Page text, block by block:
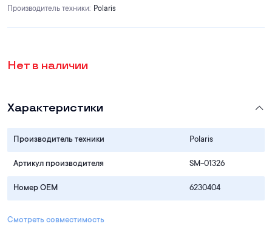
Производитель техники: Polaris
Нет в наличии
Характеристики
Производитель техники Polaris
Артикул производителя SM-01326
Номер OEM 6230404
Смотреть совместимость